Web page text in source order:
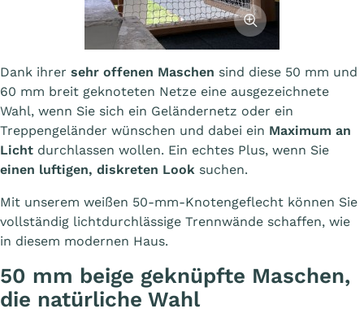
Afficher l'image
Dank ihrer sehr offenen Maschen sind diese 50 mm und
60 mm breit geknoteten Netze eine ausgezeichnete
Wahl, wenn Sie sich ein Geländernetz oder ein
Treppengeländer wünschen und dabei ein Maximum an
Licht durchlassen wollen. Ein echtes Plus, wenn Sie
einen luftigen, diskreten Look suchen.
Mit unserem weißen 50-mm-Knotengeflecht können Sie
vollständig lichtdurchlässige Trennwände schaffen, wie
in diesem modernen Haus.
50 mm beige geknüpfte Maschen,
die natürliche Wahl